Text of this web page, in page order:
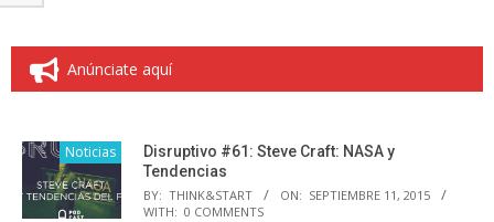
Anúnciate aquí
Noticias
Disruptivo #61: Steve Craft: NASA y
Tendencias
BY: THINK&START ON: SEPTIEMBRE 11, 2015
WITH: 0 COMMENTS